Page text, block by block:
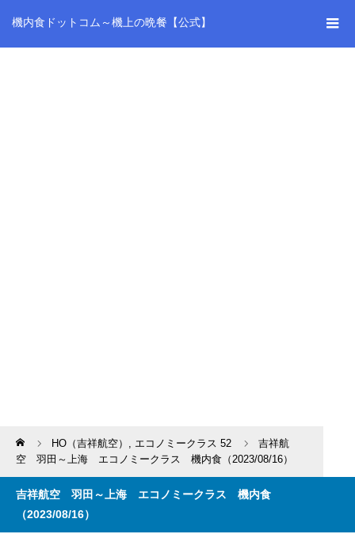
機内食ドットコム～機上の晩餐【公式】
Home HO（吉祥航空） , エコノミークラス 52
吉祥航
空 羽田～上海 エコノミークラス 機内食（2023/08/16）
吉祥航空 羽田～上海 エコノミークラス 機内食
（2023/08/16）